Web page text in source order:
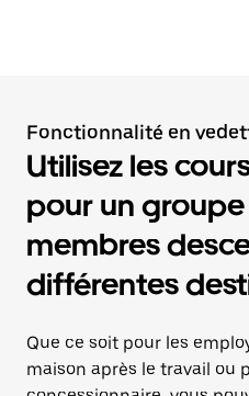
Fonctionnalité en
Utilisez les
pour un
membres
différentes
Que ce soit pour les
maison après le travail ou